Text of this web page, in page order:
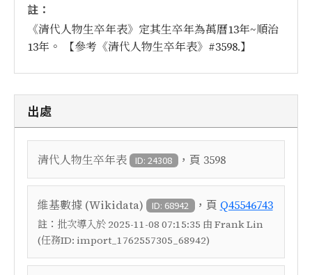
註：
《清代人物生卒年表》定其生卒年為萬曆13年~順治
13年。 【參考《清代人物生卒年表》#3598.】
出處
清代人物生卒年表 ID: 24308 ，頁 3598
維基數據 (Wikidata) ID: 68942 ，頁 Q45546743
註： 批次導入於 2025-11-08 07:15:35 由 Frank Lin
(任務ID: import_1762557305_68942)